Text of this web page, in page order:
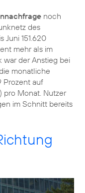
noch
des
Juni 151.620
mehr als im
war der Anstieg bei
monatliche
Prozent auf
pro Monat. Nutzer
im Schnitt bereits